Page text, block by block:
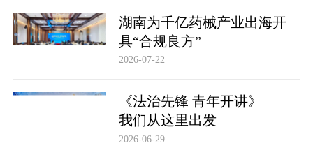
湖南为千亿药械产业出海开
具“合规良方”
2026-07-22
《法治先锋 青年开讲》——
我们从这里出发
2026-06-29